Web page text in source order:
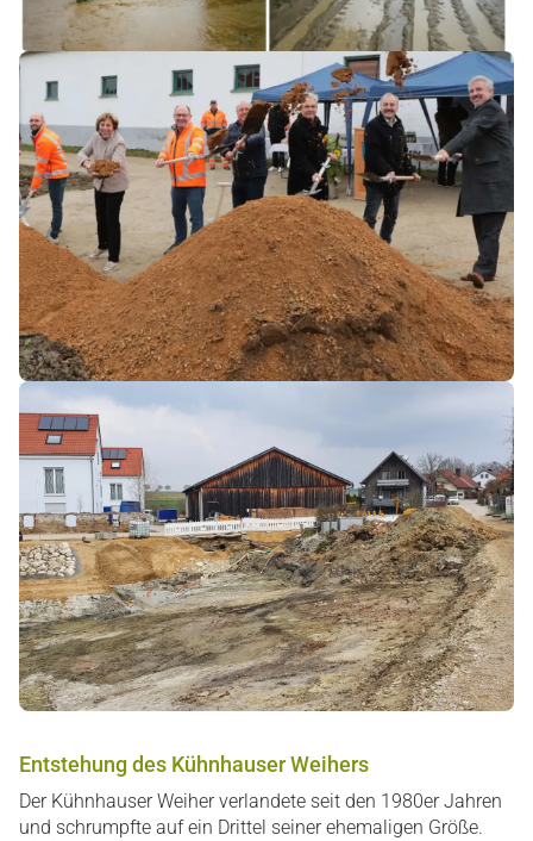
Entstehung des Kühnhauser Weihers
Der Kühnhauser Weiher verlandete seit den 1980er Jahren
und schrumpfte auf ein Drittel seiner ehemaligen Größe.